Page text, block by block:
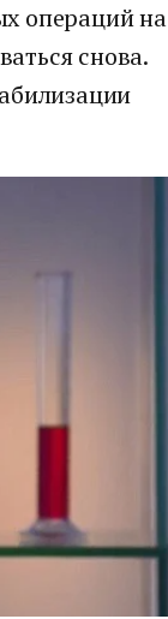
операций на
снова.